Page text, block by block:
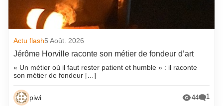
Actu flash5 Août. 2026
Jérôme Horville raconte son métier de fondeur d’art
« Un métier où il faut rester patient et humble » : il raconte
son métier de fondeur […]
piwi 44 1